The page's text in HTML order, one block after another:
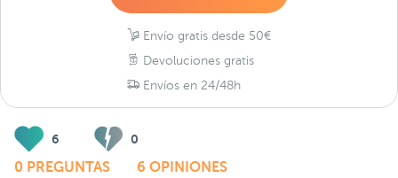
Envío gratis desde 50€
Devoluciones gratis
Envíos en 24/48h
6 0
0 PREGUNTAS 6 OPINIONES